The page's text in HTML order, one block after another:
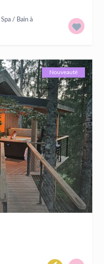
Spa / Bain à
Nouveauté